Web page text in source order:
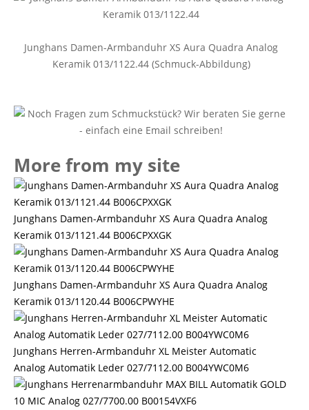
Junghans Damen-Armbanduhr XS Aura Quadra Analog
Keramik 013/1122.44 (Schmuck-Abbildung)
More from my site
Junghans Damen-Armbanduhr XS Aura Quadra Analog
Keramik 013/1121.44 B006CPXXGK
Junghans Damen-Armbanduhr XS Aura Quadra Analog
Keramik 013/1120.44 B006CPWYHE
Junghans Herren-Armbanduhr XL Meister Automatic
Analog Automatik Leder 027/7112.00 B004YWC0M6